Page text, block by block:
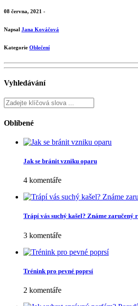
08 června, 2021 -
Napsal Jana Kováčová
Kategorie Oblečení
Vyhledávání
Oblíbené
Jak se bránit vzniku oparu
4 komentáře
Trápí vás suchý kašel? Známe zaručený
3 komentáře
Trénink pro pevné poprsí
2 komentáře